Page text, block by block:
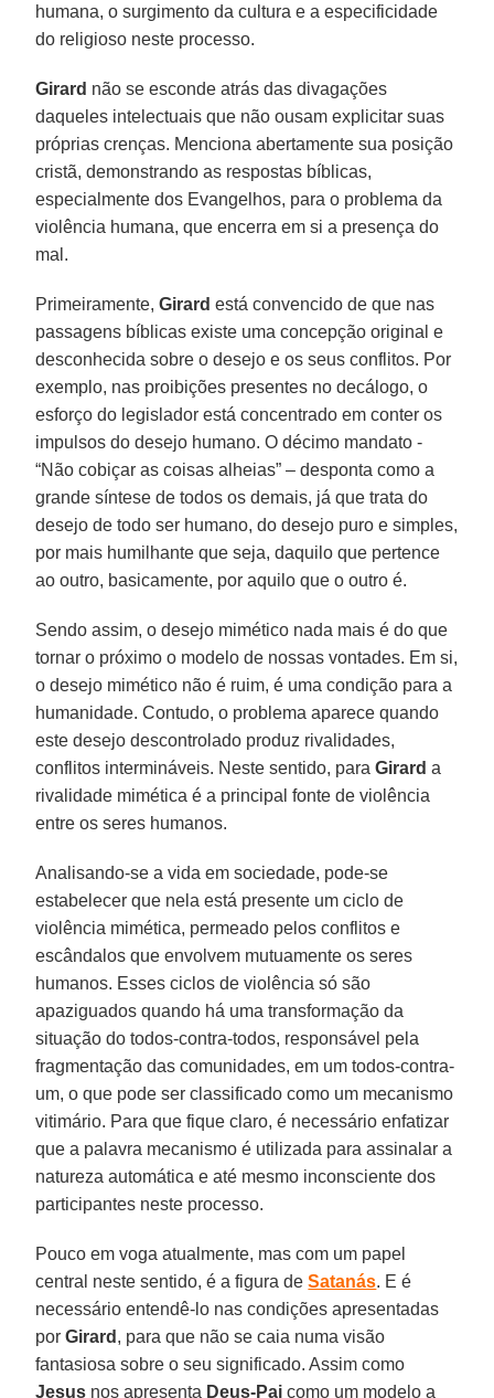
humana, o surgimento da cultura e a especificidade
do religioso neste processo.
Girard não se esconde atrás das divagações
daqueles intelectuais que não ousam explicitar suas
próprias crenças. Menciona abertamente sua posição
cristã, demonstrando as respostas bíblicas,
especialmente dos Evangelhos, para o problema da
violência humana, que encerra em si a presença do
mal.
Primeiramente,Girard está convencido de que nas
passagens bíblicas existe uma concepção original e
desconhecida sobre o desejo e os seus conflitos. Por
exemplo, nas proibições presentes no decálogo, o
esforço do legislador está concentrado em conter os
impulsos do desejo humano. O décimo mandato -
“Não cobiçar as coisas alheias” – desponta como a
grande síntese de todos os demais, já que trata do
desejo de todo ser humano, do desejo puro e simples,
por mais humilhante que seja, daquilo que pertence
ao outro, basicamente, por aquilo que o outro é.
Sendo assim, o desejo mimético nada mais é do que
tornar o próximo o modelo de nossas vontades. Em si,
o desejo mimético não é ruim, é uma condição para a
humanidade. Contudo, o problema aparece quando
este desejo descontrolado produz rivalidades,
conflitos intermináveis. Neste sentido, paraGirard a
rivalidade mimética é a principal fonte de violência
entre os seres humanos.
Analisando-se a vida em sociedade, pode-se
estabelecer que nela está presente um ciclo de
violência mimética, permeado pelos conflitos e
escândalos que envolvem mutuamente os seres
humanos. Esses ciclos de violência só são
apaziguados quando há uma transformação da
situação do todos-contra-todos, responsável pela
fragmentação das comunidades, em um todos-contra-
um, o que pode ser classificado como um mecanismo
vitimário. Para que fique claro, é necessário enfatizar
que a palavra mecanismo é utilizada para assinalar a
natureza automática e até mesmo inconsciente dos
participantes neste processo.
Pouco em voga atualmente, mas com um papel
central neste sentido, é a figura deSatanás. E é
necessário entendê-lo nas condições apresentadas
porGirard , para que não se caia numa visão
fantasiosa sobre o seu significado. Assim como
Jesus nos apresenta Deus-Pai como um modelo a